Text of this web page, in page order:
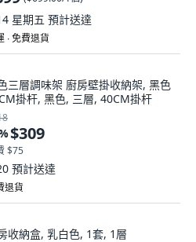
星期五 預計送達
∙ 免費退貨
三層調味架 廚房壁掛收納架, 黑色
掛杆, 黑色, 三層, 40CM掛杆
$309
$75
預計送達
退貨
收納盒, 乳白色, 1套, 1層